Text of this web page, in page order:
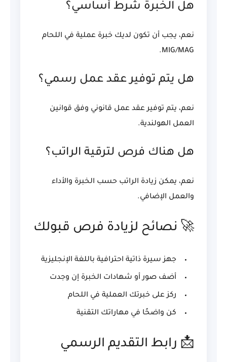
هل الخبرة شرط أساسي؟
نعم، يجب أن تكون لديك خبرة عملية في اللحام
MIG/MAG.
هل يتم توفير عقد عمل رسمي؟
نعم، يتم توفير عقد عمل قانوني وفق قوانين
العمل الهولندية.
هل هناك فرص لترقية الراتب؟
نعم، يمكن زيادة الراتب حسب الخبرة والأداء
والعمل الإضافي.
🚀 نصائح لزيادة فرص قبولك
جهز سيرة ذاتية احترافية باللغة الإنجليزية
أضف صور أو شهادات الخبرة إن وجدت
ركز على خبرتك العملية في اللحام
كن واضحًا في مهاراتك التقنية
📩 رابط التقديم الرسمي